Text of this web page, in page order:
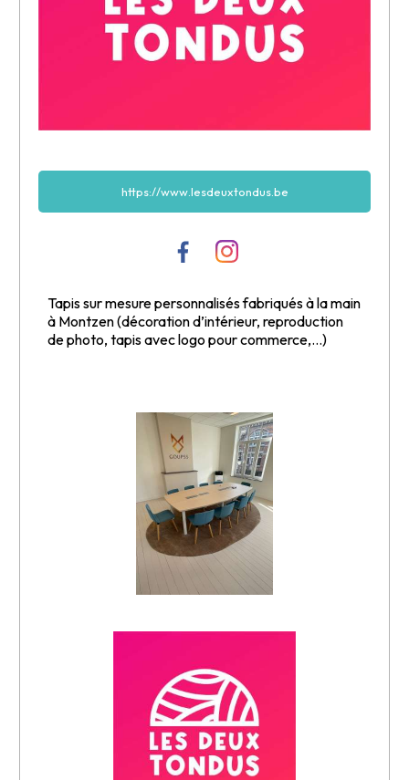
https://www.lesdeuxtondus.be
Tapis sur mesure personnalisés fabriqués à la main
à Montzen (décoration d’intérieur, reproduction
de photo, tapis avec logo pour commerce,…)